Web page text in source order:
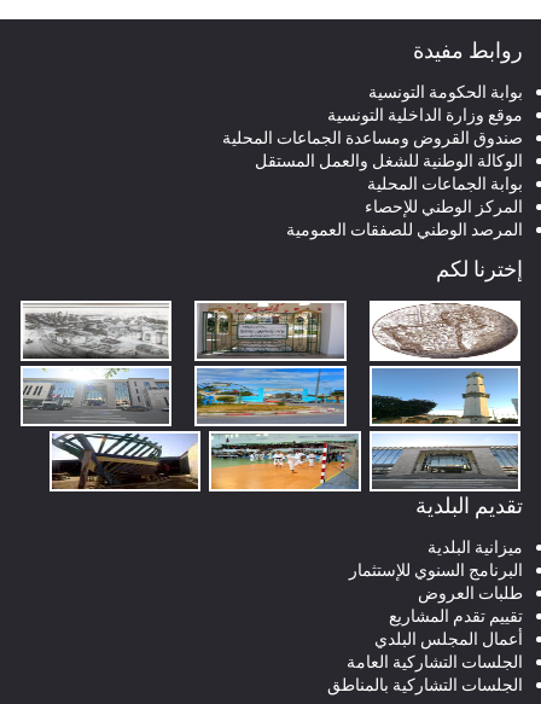
روابط مفيدة
بوابة الحكومة التونسية
موقع وزارة الداخلية التونسية
صندوق القروض ومساعدة الجماعات المحلية
الوكالة الوطنية للشغل والعمل المستقل
بوابة الجماعات المحلية
المركز الوطني للإحصاء
المرصد الوطني للصفقات العمومية
إخترنا لكم
تقديم البلدية
ميزانية البلدية
البرنامج السنوي للإستثمار
طلبات العروض
تقييم تقدم المشاريع
أعمال المجلس البلدي
الجلسات التشاركية العامة
الجلسات التشاركية بالمناطق